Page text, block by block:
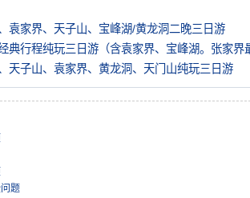
袁家界、天子山、宝峰湖/黄龙洞二晚三日游
典行程纯玩三日游（含袁家界、宝峰湖。张家界
天子山、袁家界、黄龙洞、天门山纯玩三日游
题